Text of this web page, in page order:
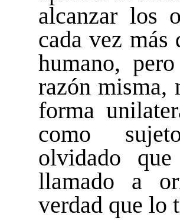
alcanzar los
cada vez
humano,
razón misma,
forma
como
olvidado
llamado a
verdad que lo